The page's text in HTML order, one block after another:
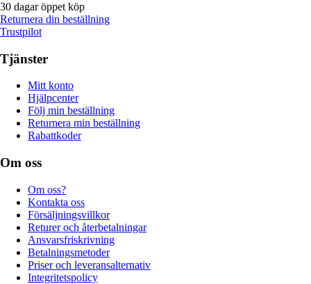
30 dagar öppet köp
Returnera din beställning
Trustpilot
Tjänster
Mitt konto
Hjälpcenter
Följ min beställning
Returnera min beställning
Rabattkoder
Om oss
Om oss?
Kontakta oss
Försäljningsvillkor
Returer och återbetalningar
Ansvarsfriskrivning
Betalningsmetoder
Priser och leveransalternativ
Integritetspolicy